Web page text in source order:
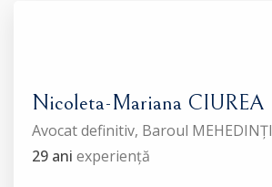
Nicoleta-Mariana CIUREA
Avocat definitiv, Baroul MEHEDINȚI
29 ani experiență